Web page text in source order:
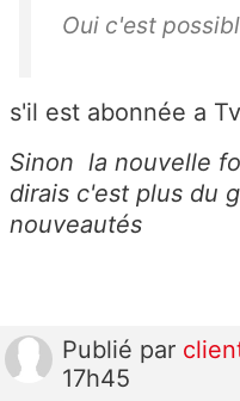
Oui c'est
s'il est abonnée a
Sinon la nouvelle
dirais c'est plus du
nouveautés
Publié par
17h45